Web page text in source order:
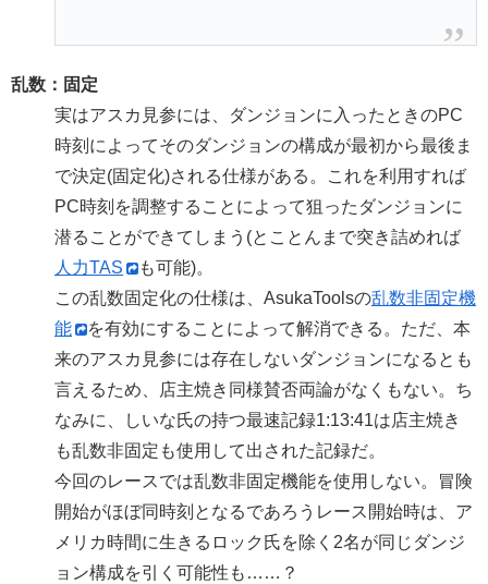
乱数：固定
実はアスカ見参には、ダンジョンに入ったときのPC
時刻によってそのダンジョンの構成が最初から最後ま
で決定(固定化)される仕様がある。これを利用すれば
PC時刻を調整することによって狙ったダンジョンに
潜ることができてしまう(とことんまで突き詰めれば
人力TAS
も可能)。
この乱数固定化の仕様は、AsukaToolsの乱数非固定機
能
を有効にすることによって解消できる。ただ、本
来のアスカ見参には存在しないダンジョンになるとも
言えるため、店主焼き同様賛否両論がなくもない。ち
なみに、しいな氏の持つ最速記録1:13:41は店主焼き
も乱数非固定も使用して出された記録だ。
今回のレースでは乱数非固定機能を使用しない。冒険
開始がほぼ同時刻となるであろうレース開始時は、ア
メリカ時間に生きるロック氏を除く2名が同じダンジ
ョン構成を引く可能性も……？